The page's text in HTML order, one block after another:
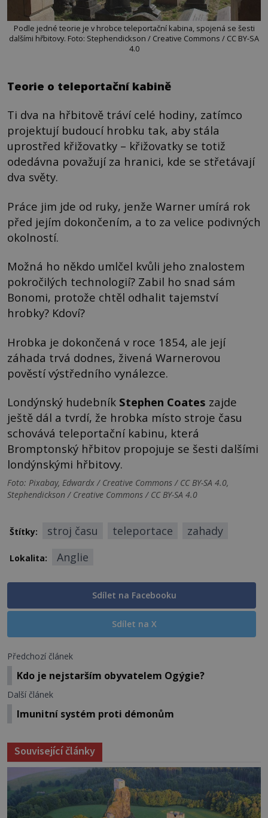
Podle jedné teorie je v hrobce teleportační kabina, spojená se šesti
dalšími hřbitovy. Foto: Stephendickson / Creative Commons / CC BY-SA
4.0
Teorie o teleportační kabině
Ti dva na hřbitově tráví celé hodiny, zatímco
projektují budoucí hrobku tak, aby stála
uprostřed křižovatky – křižovatky se totiž
odedávna považují za hranici, kde se střetávají
dva světy.
Práce jim jde od ruky, jenže Warner umírá rok
před jejím dokončením, a to za velice podivných
okolností.
Možná ho někdo umlčel kvůli jeho znalostem
pokročilých technologií? Zabil ho snad sám
Bonomi, protože chtěl odhalit tajemství
hrobky? Kdoví?
Hrobka je dokončená v roce 1854, ale její
záhada trvá dodnes, živená Warnerovou
pověstí výstředního vynálezce.
Londýnský hudebník Stephen Coates zajde
ještě dál a tvrdí, že hrobka místo stroje času
schovává teleportační kabinu, která
Bromptonský hřbitov propojuje se šesti dalšími
londýnskými hřbitovy.
Foto: Pixabay, Edwardx / Creative Commons / CC BY-SA 4.0,
Stephendickson / Creative Commons / CC BY-SA 4.0
Štítky: stroj času teleportace zahady
Lokalita: Anglie
Sdílet na Facebooku
Sdílet na X
Předchozí článek
Kdo je nejstarším obyvatelem Ogýgie?
Další článek
Imunitní systém proti démonům
Související články